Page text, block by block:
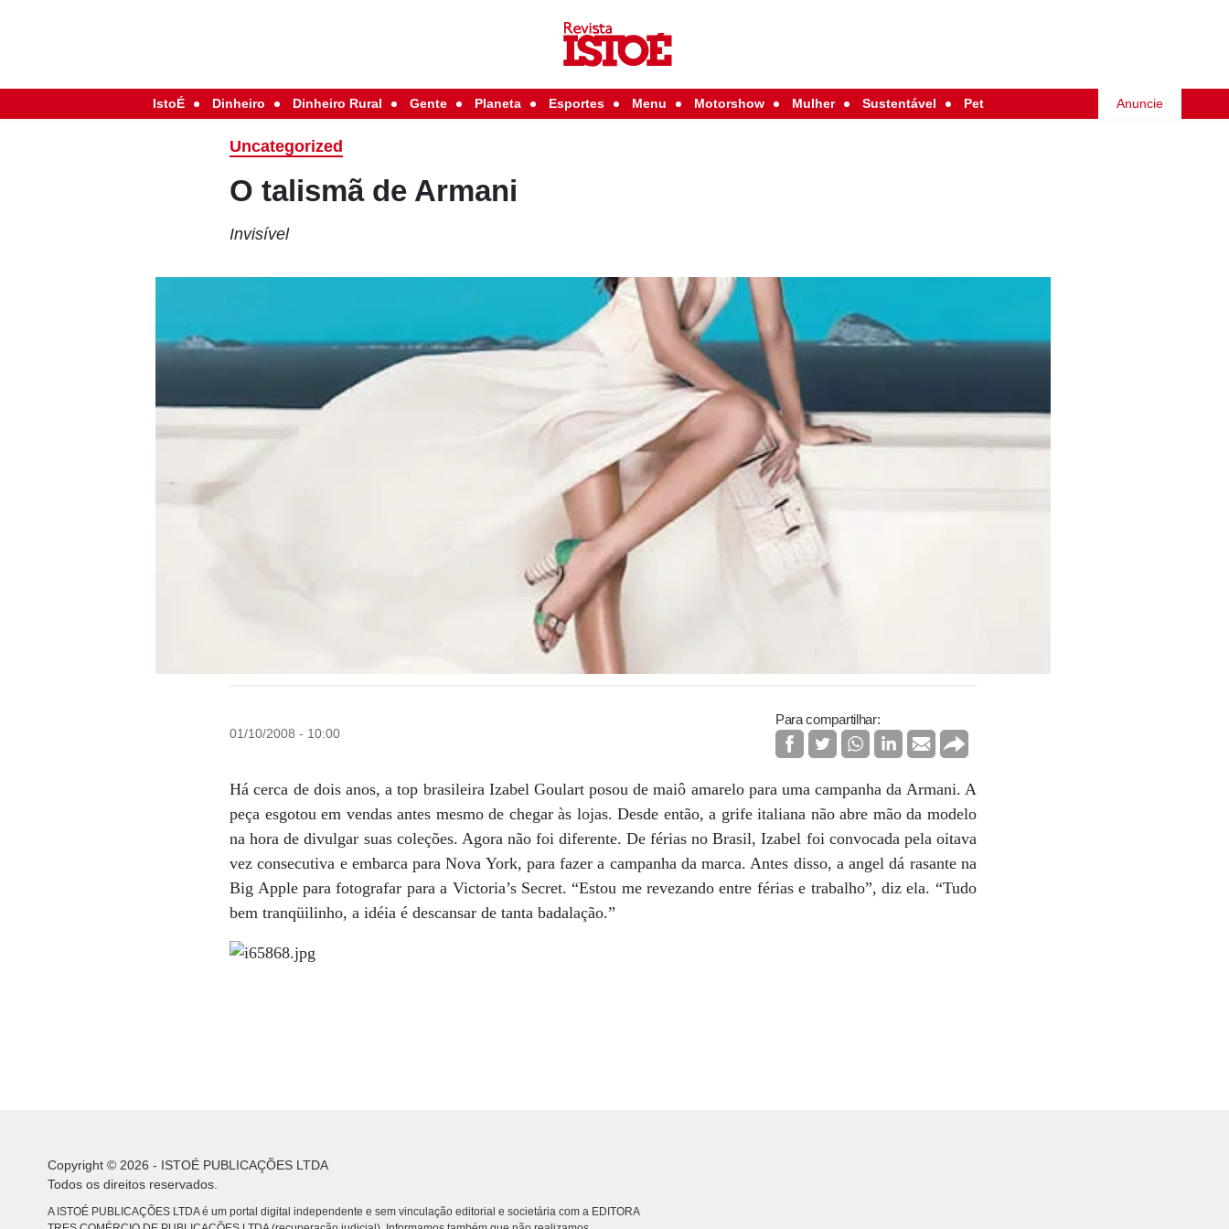
IstoÉ Dinheiro Dinheiro Rural Gente Planeta Esportes Menu Motorshow Mulher Sustentável Pet Anuncie
Uncategorized
O talismã de Armani
Invisível
01/10/2008 - 10:00
Para compartilhar:
Há cerca de dois anos, a top brasileira Izabel Goulart posou de maiô amarelo para uma campanha da Armani. A
peça esgotou em vendas antes mesmo de chegar às lojas. Desde então, a grife italiana não abre mão da modelo
na hora de divulgar suas coleções. Agora não foi diferente. De férias no Brasil, Izabel foi convocada pela oitava
vez consecutiva e embarca para Nova York, para fazer a campanha da marca. Antes disso, a angel dá rasante na
Big Apple para fotografar para a Victoria’s Secret. “Estou me revezando entre férias e trabalho”, diz ela. “Tudo
bem tranqüilinho, a idéia é descansar de tanta badalação.”
Copyright © 2026 - ISTOÉ PUBLICAÇÕES LTDA
Todos os direitos reservados.
A ISTOÉ PUBLICAÇÕES LTDA é um portal digital independente e sem vinculação editorial e societária com a EDITORA